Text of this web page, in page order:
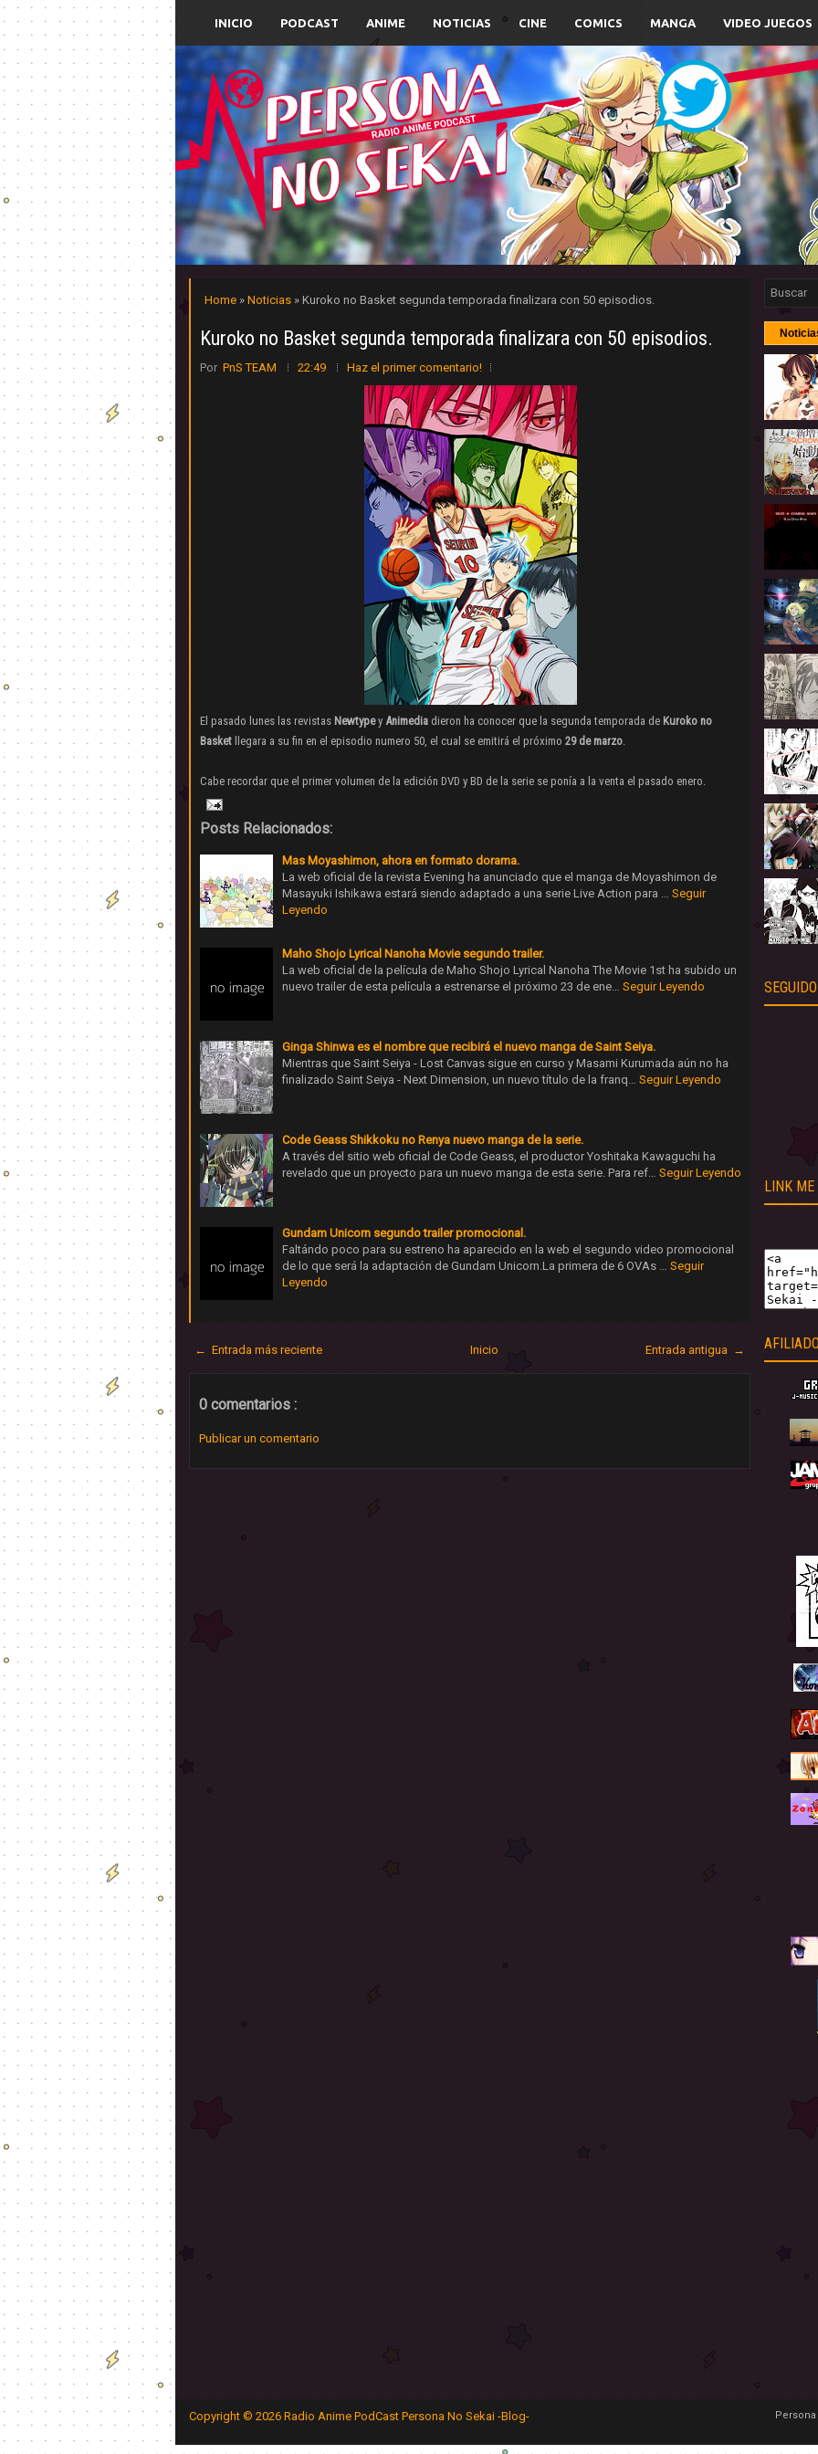
INICIO PODCAST ANIME NOTICIAS CINE COMICS MANGA VIDEO JUEGOS
Home » Noticias » Kuroko no Basket segunda temporada finalizara con 50 episodios.
Kuroko no Basket segunda temporada finalizara con 50 episodios.
Por PnS TEAM 22:49 Haz el primer comentario!
El pasado lunes las revistas Newtypey Animedia dieron ha conocer que la segunda temporada de Kuroko no
Basket
llegara a su fin en el episodio numero 50, el cual se emitirá el próximo 29 de marzo.
Cabe recordar que el primer volumen de la edición DVD y BD de la serie se ponía a la venta el pasado enero.
Posts Relacionados:
Mas Moyashimon, ahora en formato dorama.
La web oficial de la revista Evening ha anunciado que el manga de Moyashimon de
Masayuki Ishikawa estará siendo adaptado a una serie Live Action para … Seguir
Leyendo
Maho Shojo Lyrical Nanoha Movie segundo trailer.
La web oficial de la película de Maho Shojo Lyrical Nanoha The Movie 1st ha subido un
nuevo trailer de esta película a estrenarse el próximo 23 de ene… Seguir Leyendo
Ginga Shinwa es el nombre que recibirá el nuevo manga de Saint Seiya.
Mientras que Saint Seiya - Lost Canvas sigue en curso y Masami Kurumada aún no ha
finalizado Saint Seiya - Next Dimension, un nuevo título de la franq… Seguir Leyendo
Code Geass Shikkoku no Renya nuevo manga de la serie.
A través del sitio web oficial de Code Geass, el productor Yoshitaka Kawaguchi ha
revelado que un proyecto para un nuevo manga de esta serie. Para ref… Seguir Leyendo
Gundam Unicorn segundo trailer promocional.
Faltándo poco para su estreno ha aparecido en la web el segundo video promocional
de lo que será la adaptación de Gundam Unicorn.La primera de 6 OVAs … Seguir
Leyendo
← Entrada más reciente Entrada antigua →
Inicio
0 comentarios :
Publicar un comentario
LINK ME
Copyright © 2026 Radio Anime PodCast Persona No Sekai -Blog-